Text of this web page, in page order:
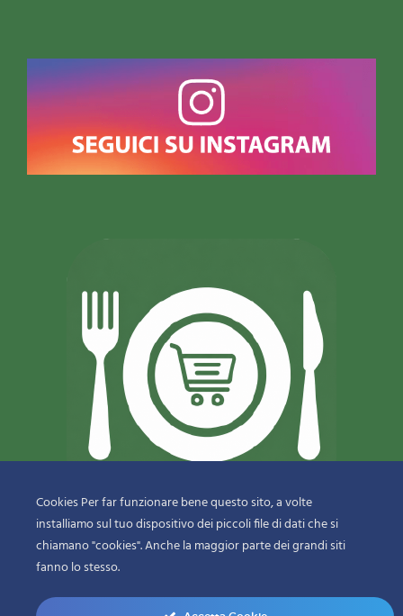
© 2018-2020 CopyrightSfizi & Delizie di Dragotto Gaetano & C.
Snc
Cookies Per far funzionare bene questo sito, a volte
installiamo sul tuo dispositivo dei piccoli file di dati che si
chiamano "cookies". Anche la maggior parte dei grandi siti
fanno lo stesso.